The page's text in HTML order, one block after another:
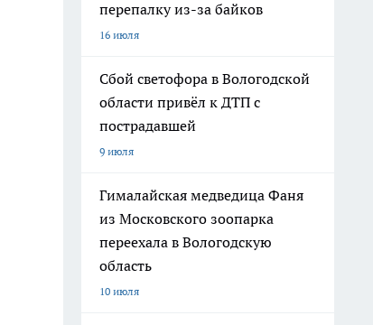
перепалку из-за байков
16 июля
Сбой светофора в Вологодской
области привёл к ДТП с
пострадавшей
9 июля
Гималайская медведица Фаня
из Московского зоопарка
переехала в Вологодскую
область
10 июля